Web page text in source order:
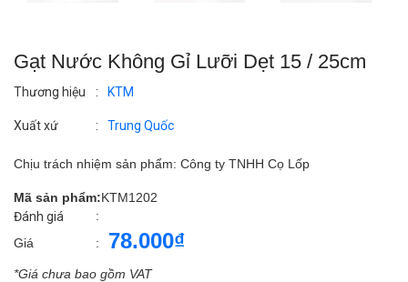
Gạt Nước Không Gỉ Lưỡi Dẹt 15 / 25cm
Thương hiệu : KTM
Xuất xứ : Trung Quốc
Chịu trách nhiệm sản phẩm: Công ty TNHH Cọ Lốp
Mã sản phẩm:KTM1202
Đánh giá
:
Giá
: 78.000₫
*Giá chưa bao gồm VAT